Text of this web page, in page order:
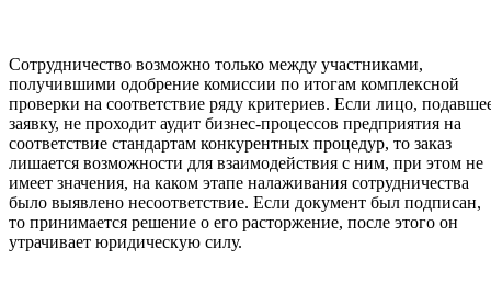
Сотрудничество возможно только между участниками,
получившими одобрение комиссии по итогам комплексной
проверки на соответствие ряду критериев. Если лицо,
заявку, не проходит аудит бизнес-процессов предприятия на
соответствие стандартам конкурентных процедур, то заказ
лишается возможности для взаимодействия с ним, при этом не
имеет значения, на каком этапе налаживания сотрудничества
было выявлено несоответствие. Если документ был подписан,
то принимается решение о его расторжение, после этого он
утрачивает юридическую силу.